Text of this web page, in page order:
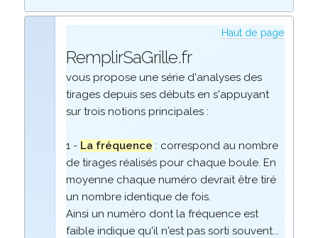
Haut de page
RemplirSaGrille.fr
vous propose une série d'analyses des
tirages depuis ses débuts en s'appuyant
sur trois notions principales :
1 - La fréquence : correspond au nombre
de tirages réalisés pour chaque boule. En
moyenne chaque numéro devrait être tiré
un nombre identique de fois.
Ainsi un numéro dont la fréquence est
faible indique qu'il n'est pas sorti souvent...